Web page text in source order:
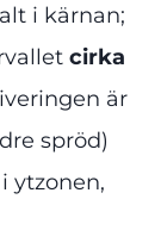
i kärnan;
cirka
är
spröd)
ytzonen,